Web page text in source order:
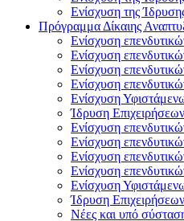
Ενίσχυση της
Πρόγραμμα Δίκαιης
Ενίσχυση
Ενίσχυση
Ενίσχυση
Ενίσχυση
Ενίσχυση
Ίδρυση
Ενίσχυση
Ενίσχυση
Ενίσχυση
Ενίσχυση
Ενίσχυση
Ίδρυση
Νέες και υπό